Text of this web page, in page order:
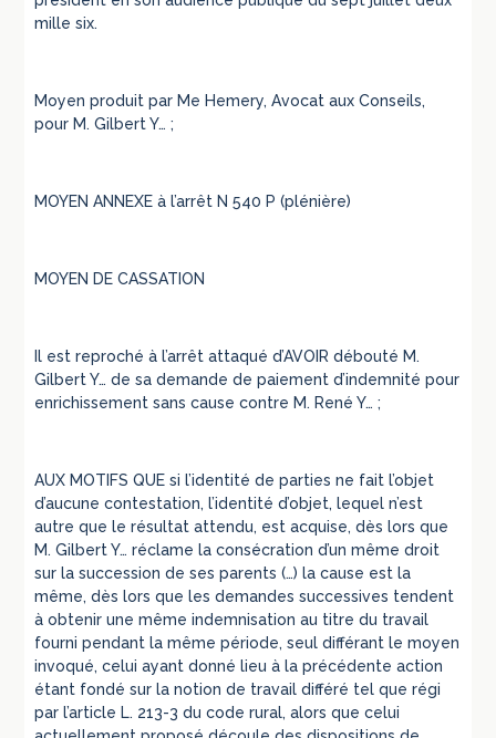
mille six.
Moyen produit par Me Hemery, Avocat aux Conseils,
pour M. Gilbert Y… ;
MOYEN ANNEXE à l’arrêt N 540 P (plénière)
MOYEN DE CASSATION
Il est reproché à l’arrêt attaqué d’AVOIR débouté M.
Gilbert Y… de sa demande de paiement d’indemnité pour
enrichissement sans cause contre M. René Y… ;
AUX MOTIFS QUE si l’identité de parties ne fait l’objet
d’aucune contestation, l’identité d’objet, lequel n’est
autre que le résultat attendu, est acquise, dès lors que
M. Gilbert Y… réclame la consécration d’un même droit
sur la succession de ses parents (…) la cause est la
même, dès lors que les demandes successives tendent
à obtenir une même indemnisation au titre du travail
fourni pendant la même période, seul différant le moyen
invoqué, celui ayant donné lieu à la précédente action
étant fondé sur la notion de travail différé tel que régi
par l’article L. 213-3 du code rural, alors que celui